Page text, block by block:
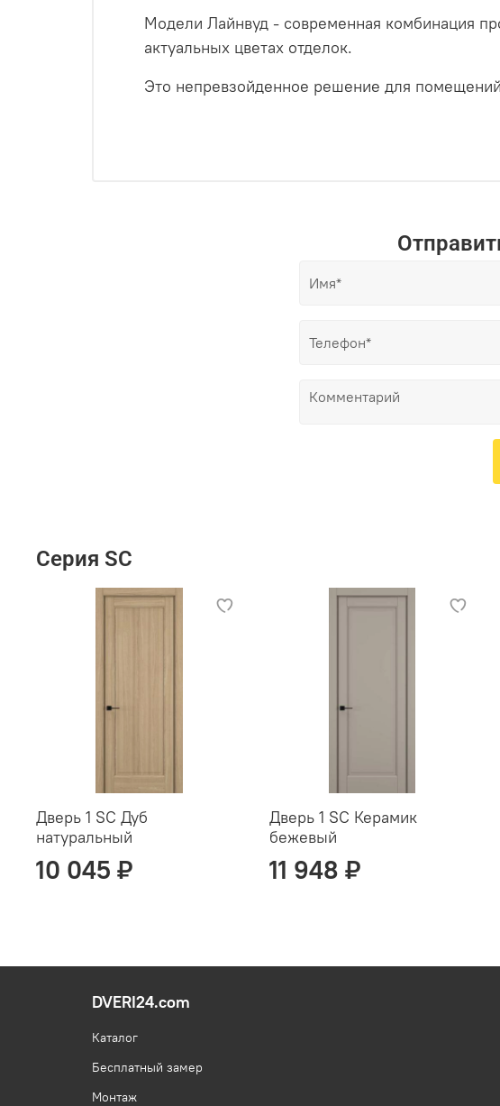
Модели Лайнвуд - современная комбинация
актуальных цветах отделок.
Это непревзойденное решение для
Серия SC
Дверь 1 SC Дуб
натуральный
10 045 ₽
Дверь 1 SC Керамик
бежевый
11 948 ₽
DVERI24.com
Каталог
Бесплатный замер
Монтаж